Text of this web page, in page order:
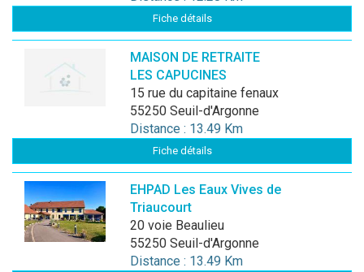
Fiche détails
MAISON DE RETRAITE
LES CAPUCINES
15 rue du capitaine fenaux
55250 Seuil-d'Argonne
Distance : 13.49 Km
Fiche détails
EHPAD Les Eaux Vives de
Triaucourt
20 voie Beaulieu
55250 Seuil-d'Argonne
Distance : 13.49 Km